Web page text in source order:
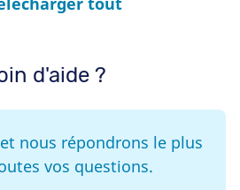
d'aide ?
nous répondrons le plus
vos questions.